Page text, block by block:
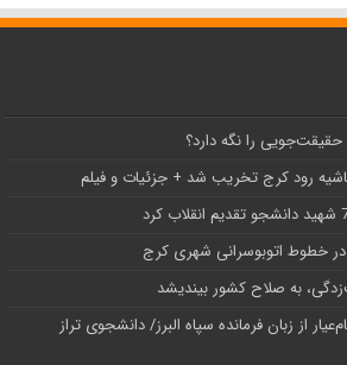
را نگه دارد؟
رود کرج تخریب شد + جزئیات و فیلم
به صلاح کشور بیندیشد
از زبان فرمانده سپاه البرز/ دانشجوی تراز